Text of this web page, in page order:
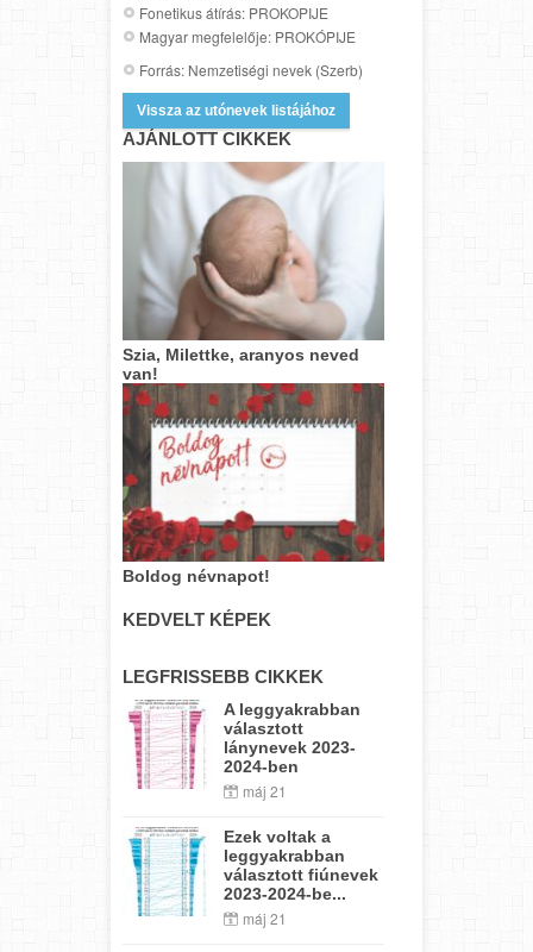
Fonetikus átírás: PROKOPIJE
Magyar megfelelője: PROKÓPIJE
Forrás: Nemzetiségi nevek (Szerb)
Vissza az utónevek listájához
AJÁNLOTT CIKKEK
Szia, Milettke, aranyos neved
van!
Boldog névnapot!
KEDVELT KÉPEK
LEGFRISSEBB CIKKEK
A leggyakrabban
választott
lánynevek 2023-
2024-ben
máj 21
Ezek voltak a
leggyakrabban
választott fiúnevek
2023-2024-be...
máj 21